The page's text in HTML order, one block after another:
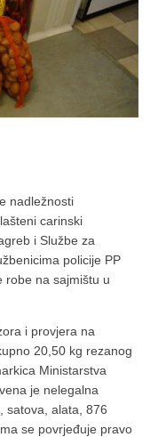
nadležnosti
carinski
i Službe za
policije PP
robe na sajmištu u
i provjera na
20,50 kg rezanog
Ministarstva
je nelegalna
satova, alata, 876
se povrjeđuje pravo